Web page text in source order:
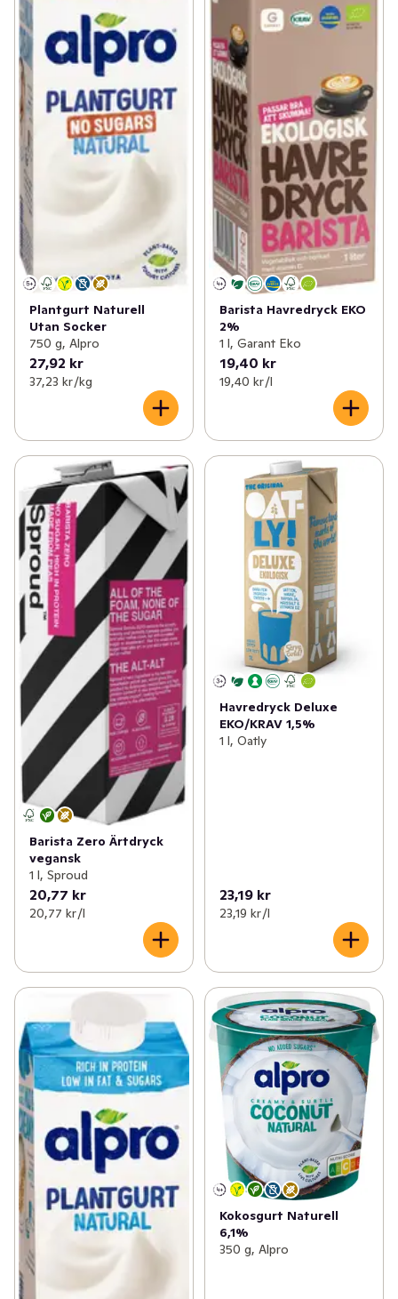
Plantgurt Naturell
Utan Socker
750 g, Alpro
27,92 kr
37,23 kr /kg
Barista Havredryck EKO
2%
1 l, Garant Eko
19,40 kr
19,40 kr /l
Barista Zero Ärtdryck
vegansk
1 l, Sproud
20,77 kr
20,77 kr /l
Havredryck Deluxe
EKO/KRAV 1,5%
1 l, Oatly
23,19 kr
23,19 kr /l
Kokosgurt Naturell
6,1%
350 g, Alpro